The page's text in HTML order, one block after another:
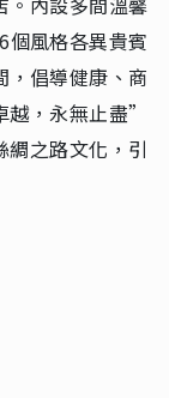
怡酒店